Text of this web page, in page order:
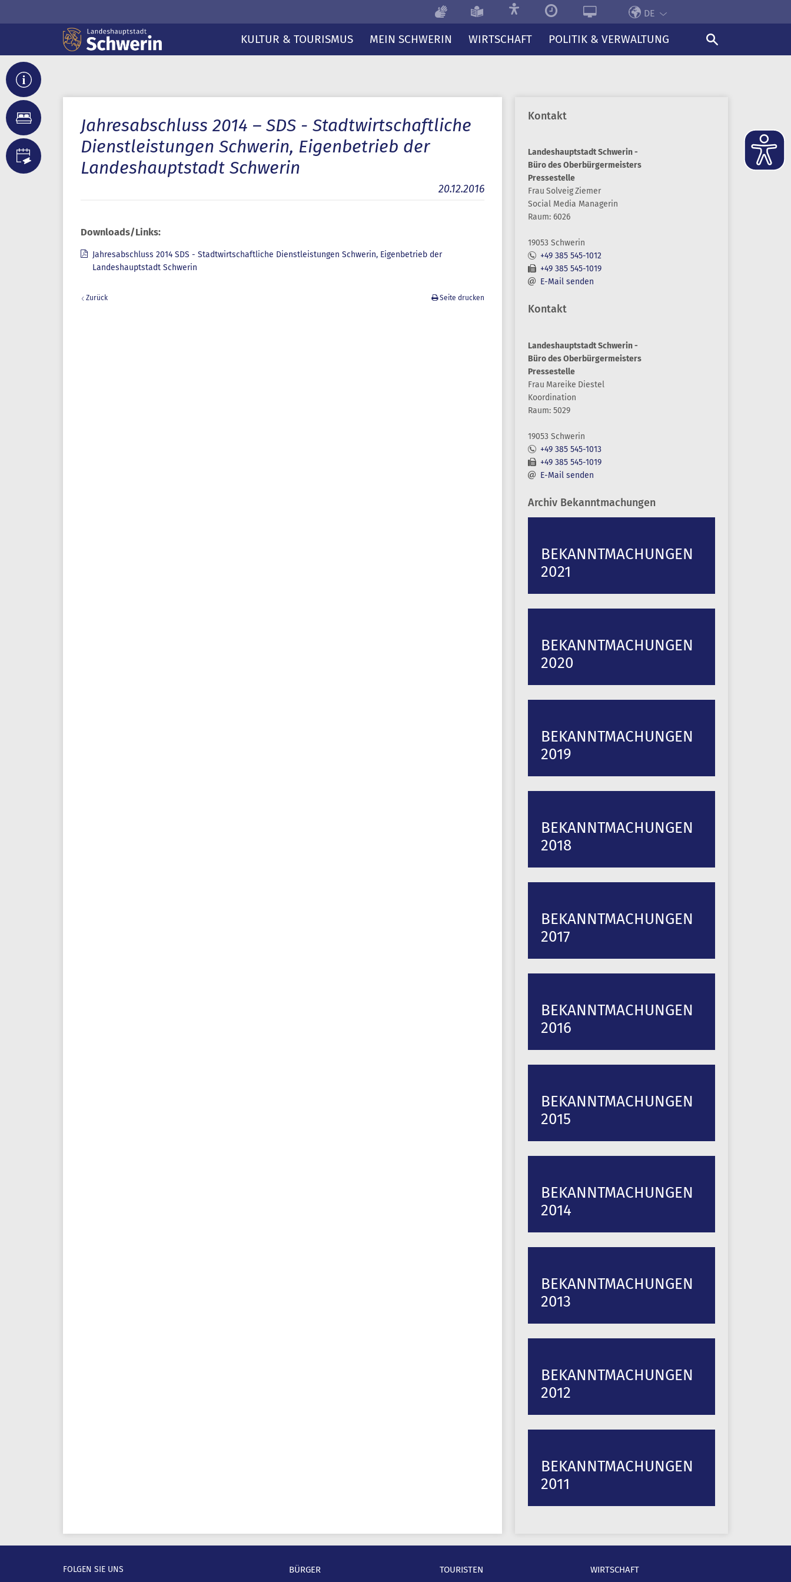
DE
KULTUR & TOURISMUS MEIN SCHWERIN WIRTSCHAFT POLITIK & VERWALTUNG
Jahresabschluss 2014 – SDS - Stadtwirtschaftliche
Dienstleistungen Schwerin, Eigenbetrieb der
Landeshauptstadt Schwerin
20.12.2016
Downloads/Links:
Jahresabschluss 2014 SDS - Stadtwirtschaftliche Dienstleistungen Schwerin, Eigenbetrieb der
Landeshauptstadt Schwerin
Zurück Seite drucken
Kontakt
Landeshauptstadt Schwerin -
Büro des Oberbürgermeisters
Pressestelle
Frau SolveigZiemer
Social Media Managerin
Raum: 6026
19053 Schwerin
+49 385 545-1012
+49 385 545-1019
E-Mail senden
Kontakt
Landeshauptstadt Schwerin -
Büro des Oberbürgermeisters
Pressestelle
Frau Mareike Diestel
Koordination
Raum: 5029
19053 Schwerin
+49 385 545-1013
+49 385 545-1019
E-Mail senden
Archiv Bekanntmachungen
BEKANNTMACHUNGEN
2021
BEKANNTMACHUNGEN
2020
BEKANNTMACHUNGEN
2019
BEKANNTMACHUNGEN
2018
BEKANNTMACHUNGEN
2017
BEKANNTMACHUNGEN
2016
BEKANNTMACHUNGEN
2015
BEKANNTMACHUNGEN
2014
BEKANNTMACHUNGEN
2013
BEKANNTMACHUNGEN
2012
BEKANNTMACHUNGEN
2011
FOLGEN SIE UNS BÜRGER TOURISTEN WIRTSCHAFT